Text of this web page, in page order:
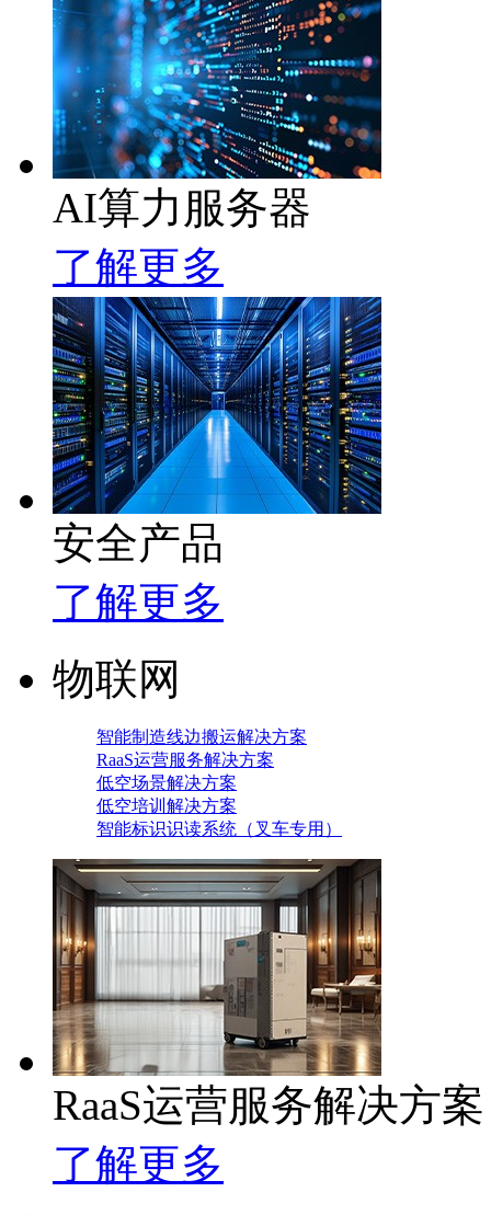
AI算力服务器
了解更多
安全产品
了解更多
物联网
智能制造线边搬运解决方案
RaaS运营服务解决方案
低空场景解决方案
低空培训解决方案
智能标识识读系统（叉车专用）
RaaS运营服务解决方案
了解更多